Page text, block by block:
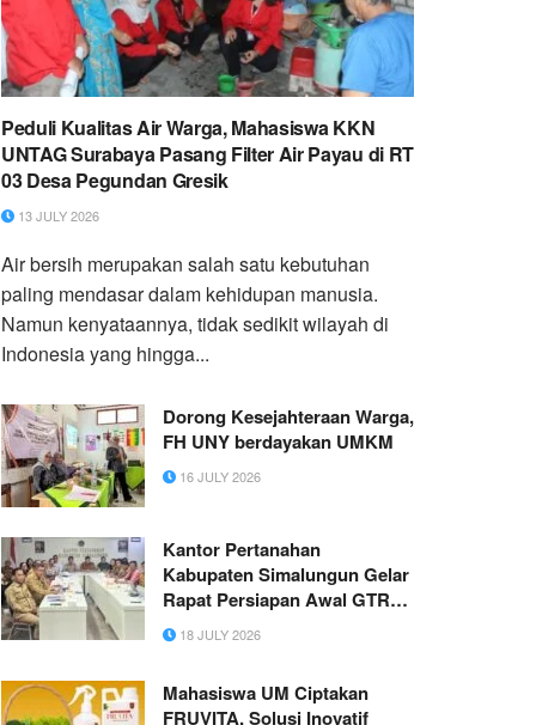
Peduli Kualitas Air Warga, Mahasiswa KKN
UNTAG Surabaya Pasang Filter Air Payau di RT
03 Desa Pegundan Gresik
13 JULY 2026
Air bersih merupakan salah satu kebutuhan
paling mendasar dalam kehidupan manusia.
Namun kenyataannya, tidak sedikit wilayah di
Indonesia yang hingga...
Dorong Kesejahteraan Warga,
FH UNY berdayakan UMKM
16 JULY 2026
Kantor Pertanahan
Kabupaten Simalungun Gelar
Rapat Persiapan Awal GTRA
Tahun 2026
18 JULY 2026
Mahasiswa UM Ciptakan
FRUVITA, Solusi Inovatif